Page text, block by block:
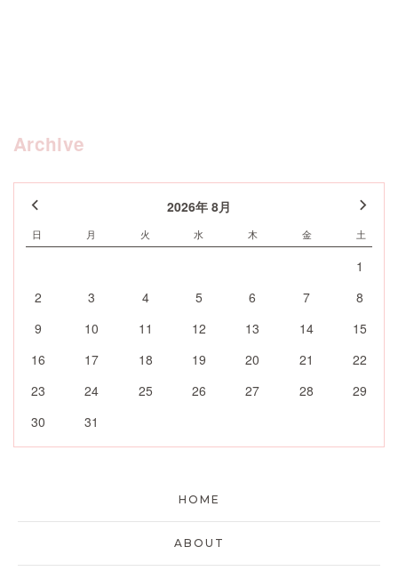
Archive
2026年 8月
日 月 火 水 木 金 土
1
2
3 4 5 6 7
8
9
10 11 12 13 14
15
16
17 18 19 20 21
22
23
24 25 26 27 28
29
30
31
HOME
ABOUT